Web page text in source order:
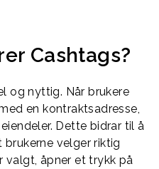
Cashtags?
og nyttig. Når brukere
en kontraktsadresse,
Dette bidrar til å
brukerne velger riktig
valgt, åpner et trykk på